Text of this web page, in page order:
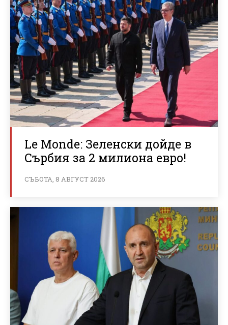
Le Monde: Зеленски дойде в
Сърбия за 2 милиона евро!
СЪБОТА, 8 АВГУСТ 2026